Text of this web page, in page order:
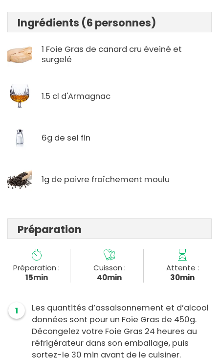
Ingrédients (6 personnes)
1 Foie Gras de canard cru éveiné et
surgelé
1.5 cl d'Armagnac
6g de sel fin
1g de poivre fraîchement moulu
Préparation
Préparation :
15min
Cuisson :
40min
Attente :
30min
1
Les quantités d’assaisonnement et d’alcool
données sont pour un Foie Gras de 450g.
Décongelez votre Foie Gras 24 heures au
réfrigérateur dans son emballage, puis
sortez-le 30 min avant de le cuisiner.